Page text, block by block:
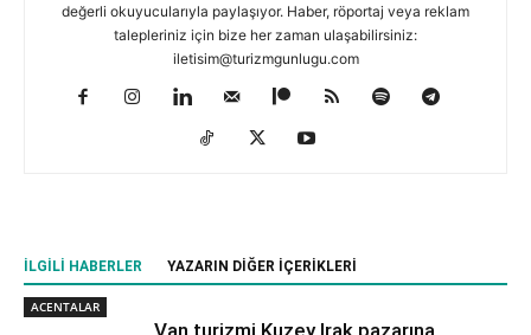
değerli okuyucularıyla paylaşıyor. Haber, röportaj veya reklam
talepleriniz için bize her zaman ulaşabilirsiniz:
iletisim@turizmgunlugu.com
İLGILI HABERLER YAZARIN DIĞER İÇERIKLERI
ACENTALAR
Van turizmi Kuzey Irak pazarına